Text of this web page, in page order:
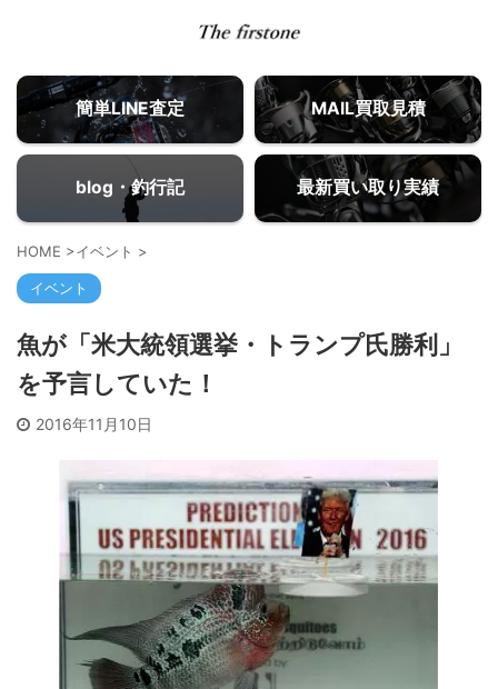
簡単LINE査定 MAIL買取見積
blog・釣行記 最新買い取り実績
HOME >イベント >
イベント
魚が「米大統領選挙・トランプ氏勝利」
を予言していた！
2016年11月10日